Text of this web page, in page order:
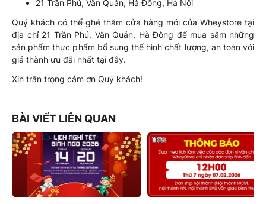
21 Trần Phú, Văn Quán, Hà Đông, Hà Nội
Quý khách có thể ghé thăm cửa hàng mới của Wheystore tại
địa chỉ 21 Trần Phú, Văn Quán, Hà Đông để mua sắm những
sản phẩm thực phẩm bổ sung thể hình chất lượng, an toàn với
giá thành ưu đãi nhất tại đây.
Xin trân trọng cảm ơn Quý khách!
BÀI VIẾT LIÊN QUAN